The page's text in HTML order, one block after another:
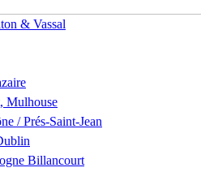
& Vassal
Mulhouse
/ Prés-Saint-Jean
Billancourt